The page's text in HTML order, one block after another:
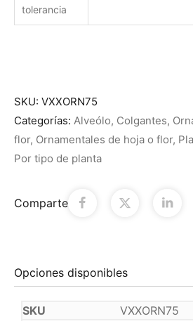
tolerancia
SKU: VXXORN75
Categorías: Alveólo, Colgantes,
flor, Ornamentales de hoja o flor,
Por tipo de planta
Comparte
Opciones disponibles
VXXORN75